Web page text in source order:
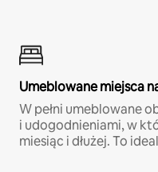
Umeblowane miejsca
W pełni umeblowane
i udogodnieniami, w
miesiąc i dłużej. To